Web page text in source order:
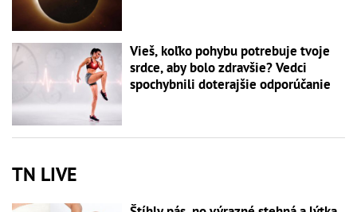
Vieš, koľko pohybu potrebuje tvoje
srdce, aby bolo zdravšie? Vedci
spochybnili doterajšie odporúčanie
TN LIVE